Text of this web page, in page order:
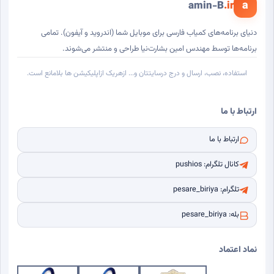
a
amin-B.ir
دنیای برنامه‌های کمیاب فارسی برای موبایل شما (اندروید و آیفون). تمامی
برنامه‌ها توسط مهندس امین بشارت‌نیا طراحی و منتشر می‌شوند.
استفاده، نصب، ارسال و درج درسایتتان و... ازهریک ازاپلیکیشن ها بلامانع است.
ارتباط با ما
ارتباط با ما
کانال تلگرام: pushios
تلگرام: pesare_biriya
بله: pesare_biriya
نماد اعتماد